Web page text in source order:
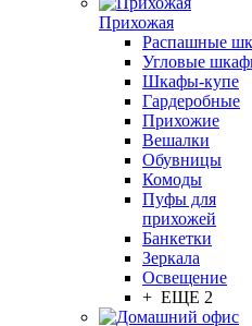
Прихожая
Распашные
Угловые
Шкафы-купе
Гардеробные
Прихожие
Вешалки
Обувницы
Комоды
Пуфы для
прихожей
Банкетки
Зеркала
Освещение
+ ЕЩЕ 2